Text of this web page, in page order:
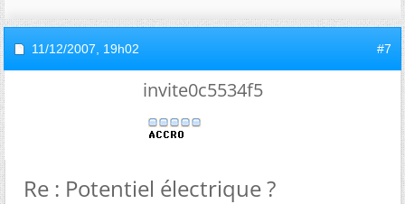
11/12/2007, 19h02 #7
invite0c5534f5
Re : Potentiel électrique ?